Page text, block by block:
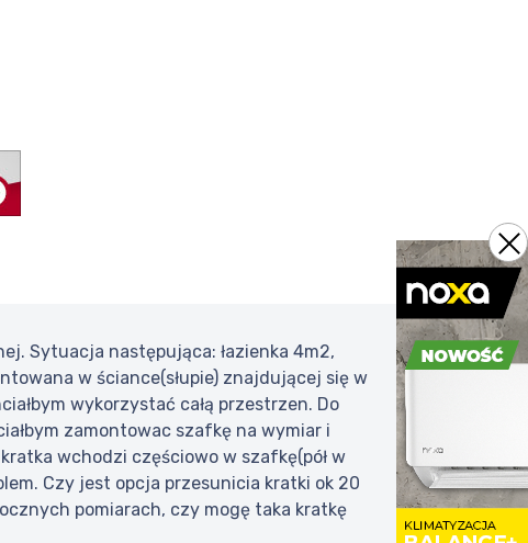
Sytuacja następująca: łazienka 4m2,
w ściance(słupie) znajdującej się w
wykorzystać całą przestrzen. Do
zamontowac szafkę na wymiar i
wchodzi częściowo w szafkę(pół w
Czy jest opcja przesunicia kratki ok 20
pomiarach, czy mogę taka kratkę